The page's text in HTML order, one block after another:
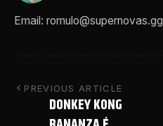
Email: romulo@supernovas.gg
PREVIOUS ARTICLE
DONKEY KONG